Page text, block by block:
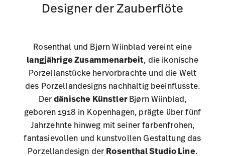
geboren 1918 in Kopenhagen, prägte über fünf
Porzellandesign derRosenthal Studio Line
Wiinblads unverwechselbarer Stil
– inspiriert
von Musik, Theater und seiner Faszination für
Märchenwelten – fand eine einzigartige
Ausdrucksform in der
Rosenthal-Kollektion
Zauberflöte, einem wahrhaftpoetischen
Geschirrservice
, das Mozarts Oper in Reliefs
zum Leben erweckt. Die kreative Verbindung